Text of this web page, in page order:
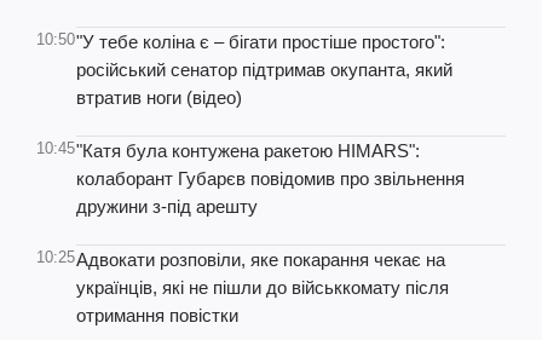
10:50"У тебе коліна є – бігати простіше простого":
російський сенатор підтримав окупанта, який
втратив ноги (відео)
10:45"Катя була контужена ракетою HIMARS":
колаборант Губарєв повідомив про звільнення
дружини з-під арешту
10:25Адвокати розповіли, яке покарання чекає на
українців, які не пішли до військкомату після
отримання повістки